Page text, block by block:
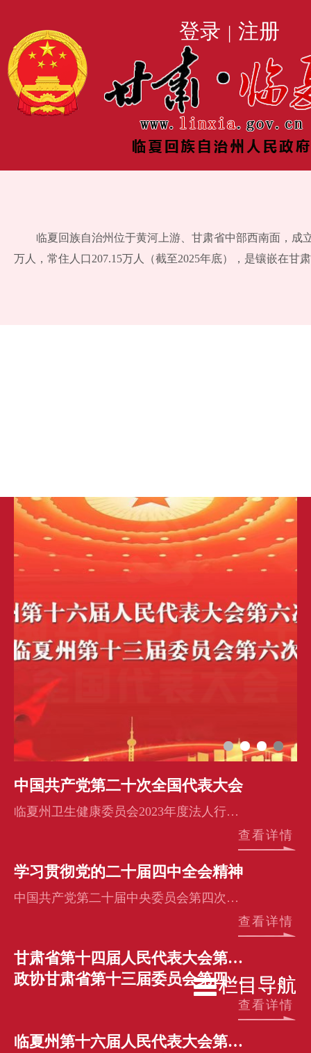
登录 | 注册
栏目导航
栏目导航
中国共产党第二十次全国代表大会
临夏州卫生健康委员会2023年度法人行政许可信息公示
查看详情
学习贯彻党的二十届四中全会精神
中国共产党第二十届中央委员会第四次全体会议公报
查看详情
甘肃省第十四届人民代表大会第四次会议
政协甘肃省第十三届委员会第四次会议
查看详情
临夏州第十六届人民代表大会第六次会议
临夏回族自治州位于黄河上游、甘肃省中部西南面，成
万人，常住人口207.15万人（截至2025年底），是镶嵌在甘